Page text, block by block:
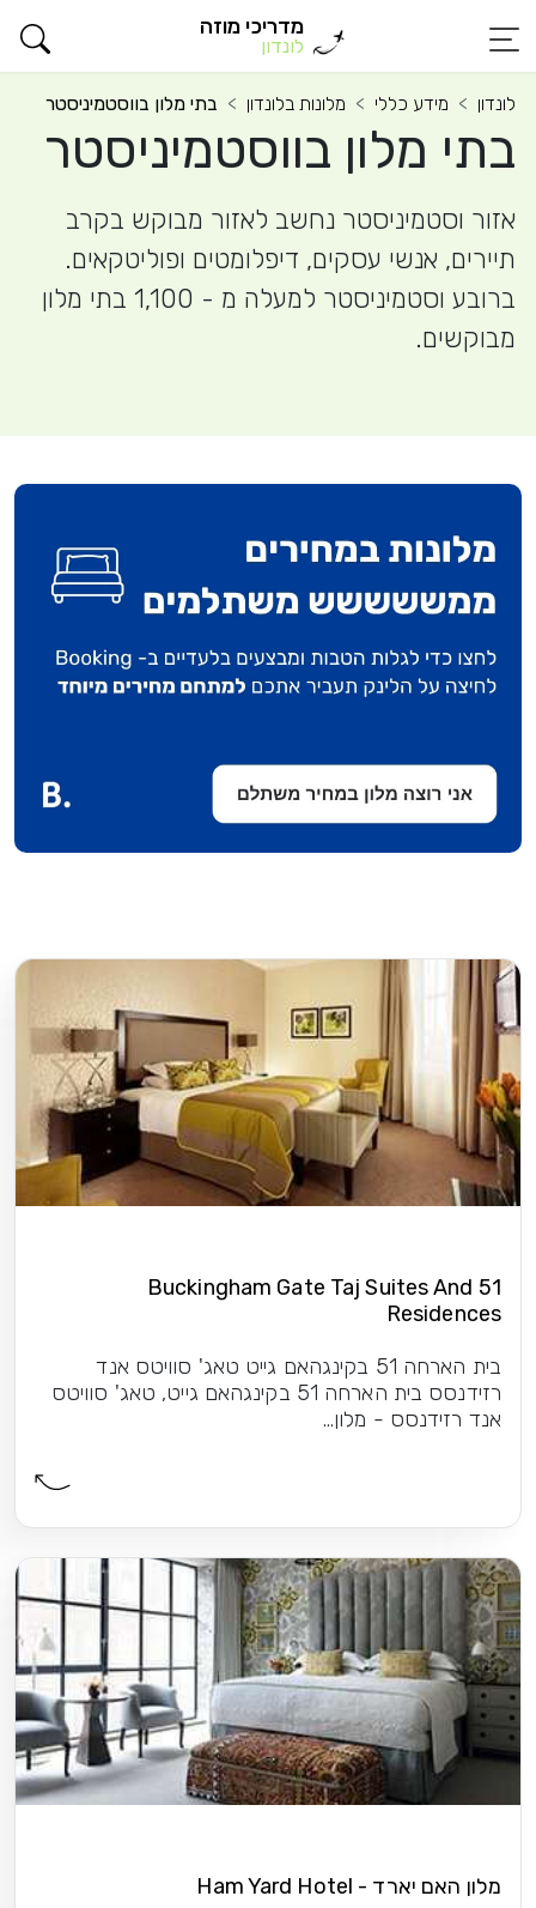
מדריכי מוזה
לונדון
לונדון מידע כללי מלונות בלונדון בתי מלון בווסטמיניסטר
בתי מלון בווסטמיניסטר
אזור וסטמיניסטר נחשב לאזור מבוקש בקרב
תיירים, אנשי עסקים, דיפלומטים ופוליטקאים.
ברובע וסטמיניסטר למעלה מ - 1,100 בתי מלון
מבוקשים.
51 Buckingham Gate Taj Suites And
Residences
בית הארחה 51 בקינגהאם גייט טאג' סוויטס אנד
רזידנסס בית הארחה 51 בקינגהאם גייט, טאג' סוויטס
אנד רזידנסס - מלון...
מלון האם יארד - Ham Yard Hotel